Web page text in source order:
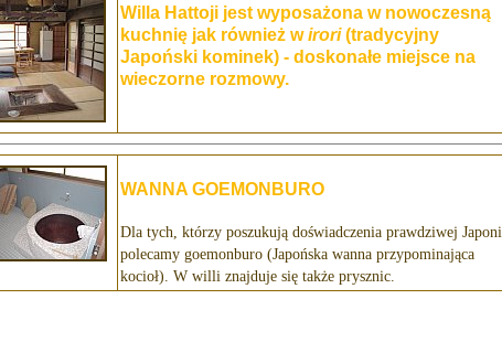
Willa Hattoji jest wyposażona w nowoczesną
kuchnię jak również wirori(tradycyjny
Japoński kominek) - doskonałe miejsce na
wieczorne rozmowy.
WANNA GOEMONBURO
Dla tych, którzy poszukują doświadczenia prawdziwej
polecamy goemonburo (Japońska wanna przypominająca
kocioł). W willi znajduje się także prysznic.